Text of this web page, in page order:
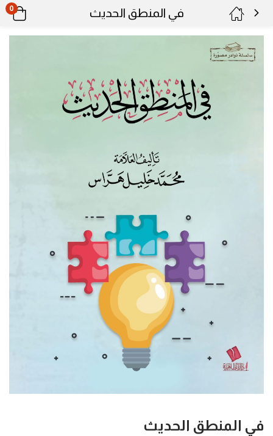
في المنطق الحديث 0
في المنطق الحديث